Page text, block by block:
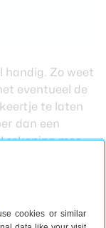
cookies or similar
handig. Zo weet
eventueel de
te laten
dan een
rekening mee
helemaal voor
het in de